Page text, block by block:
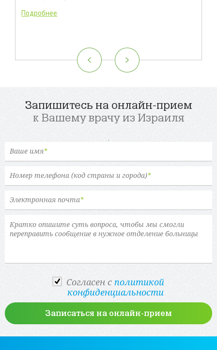
Подробнее
Запишитесь на онлайн-прием
к Вашему врачу из Израиля
Ваше имя*
Номер телефона (код страны и города)*
Электронная почта*
Cогласен с политикой
конфиденциальности
Записаться на онлайн-прием